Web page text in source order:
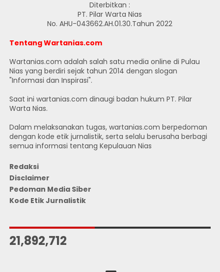
Diterbitkan :
PT. Pilar Warta Nias
No. AHU-043662.AH.01.30.Tahun 2022
Tentang Wartanias.com
Wartanias.com adalah salah satu media online di Pulau
Nias yang berdiri sejak tahun 2014 dengan slogan
"Informasi dan Inspirasi".
Saat ini wartanias.com dinaugi badan hukum PT. Pilar
Warta Nias.
Dalam melaksanakan tugas, wartanias.com berpedoman
dengan kode etik jurnalistik, serta selalu berusaha berbagi
semua informasi tentang Kepulauan Nias
Redaksi
Disclaimer
Pedoman Media Siber
Kode Etik Jurnalistik
21,892,712